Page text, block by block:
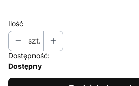
Ilość
szt.
Dostępność:
Dostępny